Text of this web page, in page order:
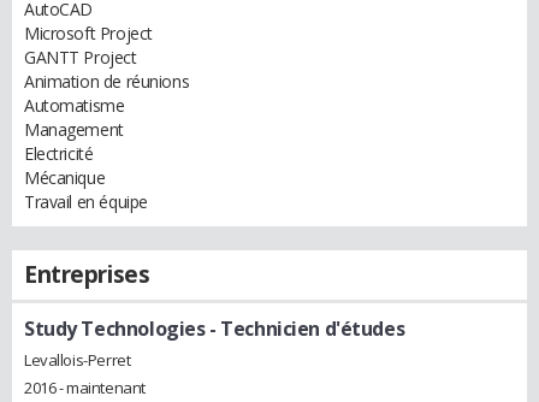
AutoCAD
Microsoft Project
GANTT Project
Animation de réunions
Automatisme
Management
Electricité
Mécanique
Travail en équipe
Entreprises
Study Technologies- Technicien d'études
Levallois-Perret
2016 - maintenant